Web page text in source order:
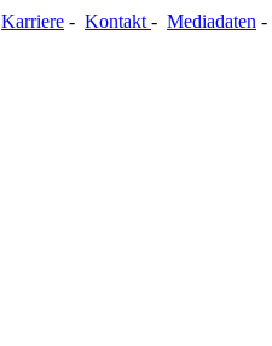
Karriere - Kontakt - Mediadaten -